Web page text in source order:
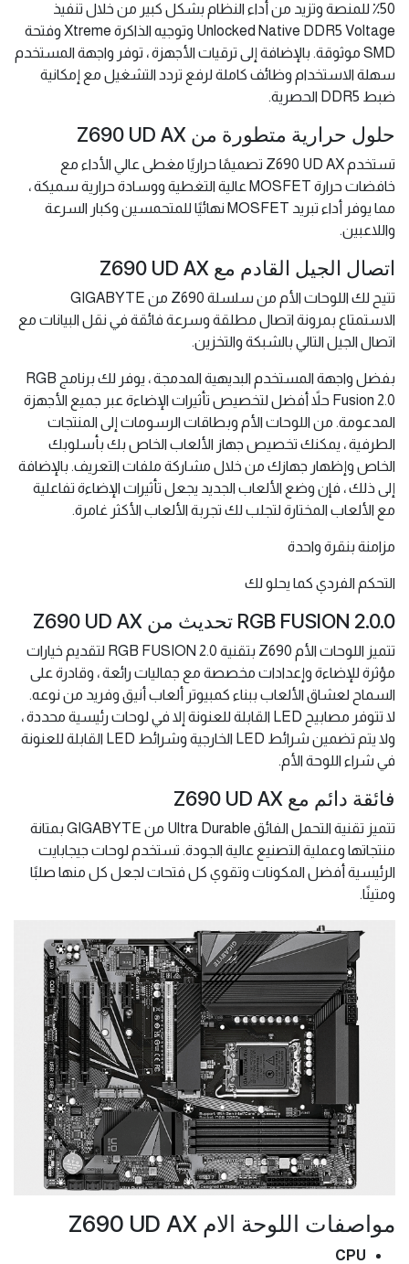
50٪ للمنصة وتزيد من أداء النظام بشكل كبير من خلال تنفيذ
Unlocked Native DDR5 Voltage وتوجيه الذاكرة Xtreme وفتحة
SMD موثوقة. بالإضافة إلى ترقيات الأجهزة ، توفر واجهة المستخدم
سهلة الاستخدام وظائف كاملة لرفع تردد التشغيل مع إمكانية
ضبط DDR5 الحصرية.
حلول حرارية متطورة من Z690 UD AX
تستخدم Z690 UD AX تصميمًا حراريًا مغطى عالي الأداء مع
خافضات حرارة MOSFET عالية التغطية ووسادة حرارية سميكة ،
مما يوفر أداء تبريد MOSFET نهائيًا للمتحمسين وكبار السرعة
واللاعبين.
اتصال الجيل القادم مع Z690 UD AX
تتيح لك اللوحات الأم من سلسلة Z690 من GIGABYTE
الاستمتاع بمرونة اتصال مطلقة وسرعة فائقة في نقل البيانات مع
اتصال الجيل التالي بالشبكة والتخزين.
بفضل واجهة المستخدم البديهية المدمجة ، يوفر لك برنامج RGB
Fusion 2.0 حلاً أفضل لتخصيص تأثيرات الإضاءة عبر جميع الأجهزة
المدعومة. من اللوحات الأم وبطاقات الرسومات إلى المنتجات
الطرفية ، يمكنك تخصيص جهاز الألعاب الخاص بك بأسلوبك
الخاص وإظهار جهازك من خلال مشاركة ملفات التعريف. بالإضافة
إلى ذلك ، فإن وضع الألعاب الجديد يجعل تأثيرات الإضاءة تفاعلية
مع الألعاب المختارة لتجلب لك تجربة الألعاب الأكثر غامرة.
مزامنة بنقرة واحدة
التحكم الفردي كما يحلو لك
RGB FUSION 2.0.0 تحديث من Z690 UD AX
تتميز اللوحات الأم Z690 بتقنية RGB FUSION 2.0 لتقديم خيارات
مؤثرة للإضاءة وإعدادات مخصصة مع جماليات رائعة ، وقادرة على
السماح لعشاق الألعاب ببناء كمبيوتر ألعاب أنيق وفريد من نوعه.
لا تتوفر مصابيح LED القابلة للعنونة إلا في لوحات رئيسية محددة ،
ولا يتم تضمين شرائط LED الخارجية وشرائط LED القابلة للعنونة
في شراء اللوحة الأم.
فائقة دائم مع Z690 UD AX
تتميز تقنية التحمل الفائق Ultra Durable من GIGABYTE بمتانة
منتجاتها وعملية التصنيع عالية الجودة. تستخدم لوحات جيجابايت
الرئيسية أفضل المكونات وتقوي كل فتحات لجعل كل منها صلبًا
ومتينًا.
مواصفات اللوحة الام Z690 UD AX
CPU